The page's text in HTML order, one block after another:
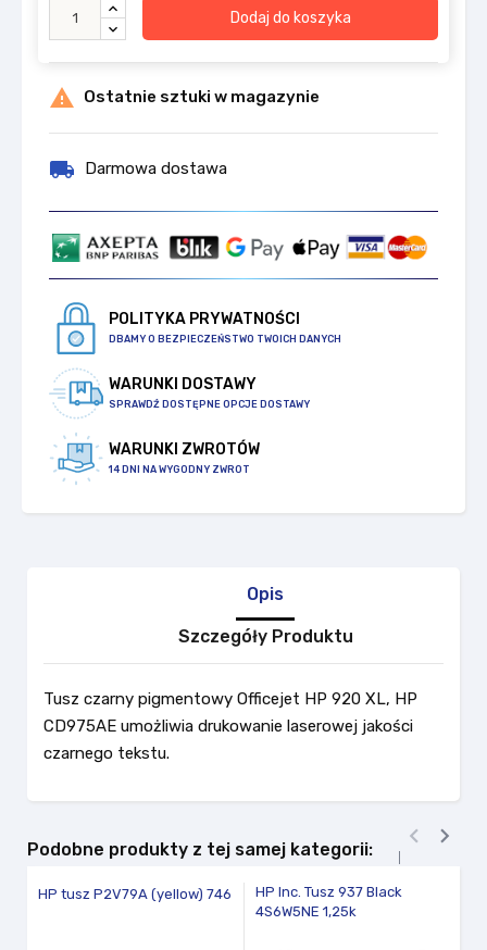
Dodaj do koszyka
 Ostatnie sztuki w magazynie
local_shipping Darmowa dostawa
POLITYKA PRYWATNOŚCI
DBAMY O BEZPIECZEŃSTWO TWOICH DANYCH
WARUNKI DOSTAWY
SPRAWDŹ DOSTĘPNE OPCJE DOSTAWY
WARUNKI ZWROTÓW
14 DNI NA WYGODNY ZWROT
Opis
Szczegóły Produktu
Tusz czarny pigmentowy Officejet HP 920 XL, HP
CD975AE umożliwia drukowanie laserowej jakości
czarnego tekstu.
Podobne produkty z tej samej kategorii:
HP tusz P2V79A (yellow) 746
HP Inc. Tusz 937 Black
4S6W5NE 1,25k
 